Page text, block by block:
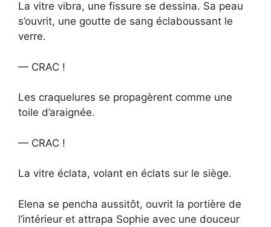
La vitre vibra, une fissure se dessina. Sa peau
s’ouvrit, une goutte de sang éclaboussant le
verre.
— CRAC !
Les craquelures se propagèrent comme une
toile d’araignée.
— CRAC !
La vitre éclata, volant en éclats sur le siège.
Elena se pencha aussitôt, ouvrit la portière de
l’intérieur et attrapa Sophie avec une douceur